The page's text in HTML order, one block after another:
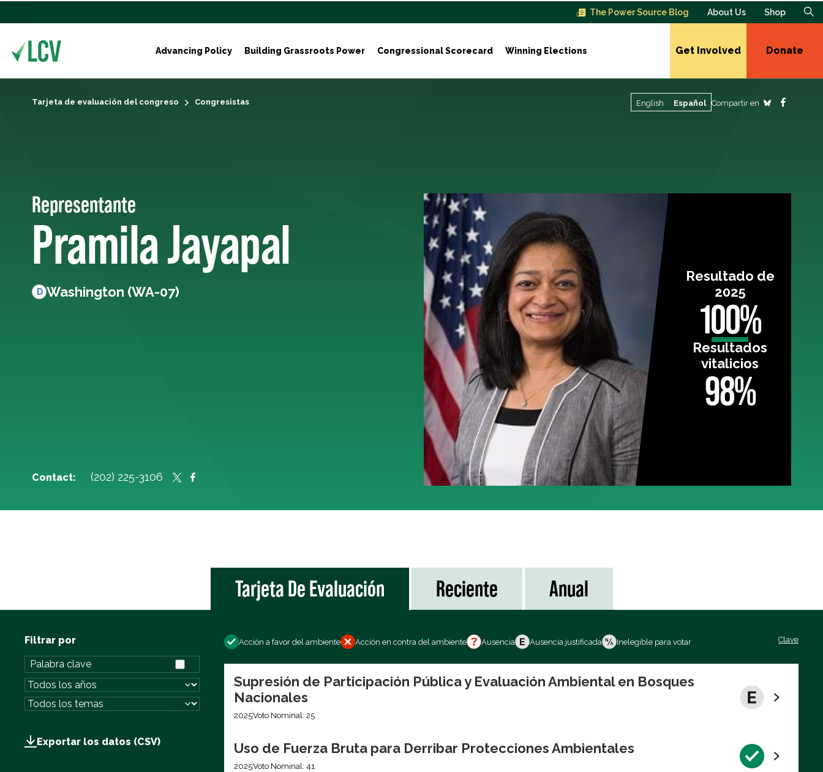
The Power Source Blog About Us Shop
Advancing Policy Building Grassroots Power Congressional Scorecard Winning Elections Get Involved Donate
Tarjeta de evaluación del congreso Congresistas English Español Compartir en
Representante
Pramila Jayapal
D Washington (WA-07)
Contact: (202) 225-3106
Resultado de
2025
100%
Resultados
vitalicios
98%
Tarjeta De Evaluación Reciente Anual
Filtrar por
Exportar los datos (CSV)
Acción a favor del ambiente Acción en contra del ambiente Ausencia Ausencia justificada Inelegible para votar Clave
Supresión de Participación Pública y Evaluación Ambiental en Bosques
Nacionales
2025Voto Nominal: 25
Uso de Fuerza Bruta para Derribar Protecciones Ambientales
2025Voto Nominal: 41